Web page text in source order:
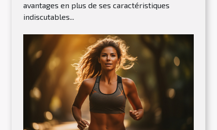
avantages en plus de ses caractéristiques
indiscutables...